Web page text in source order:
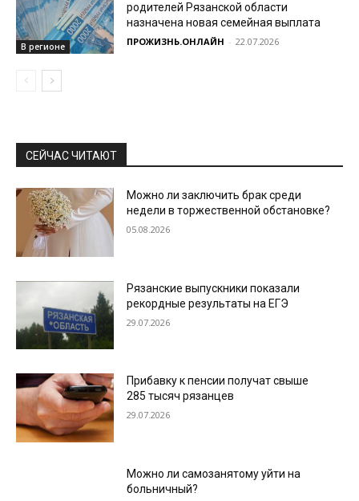
В регионе
родителей Рязанской области
назначена новая семейная выплата
ПРОЖИЗНЬ.ОНЛАЙН - 22.07.2026
СЕЙЧАС ЧИТАЮТ
Можно ли заключить брак среди
недели в торжественной обстановке?
05.08.2026
Рязанские выпускники показали
рекордные результаты на ЕГЭ
29.07.2026
Прибавку к пенсии получат свыше
285 тысяч рязанцев
29.07.2026
Можно ли самозанятому уйти на
больничный?